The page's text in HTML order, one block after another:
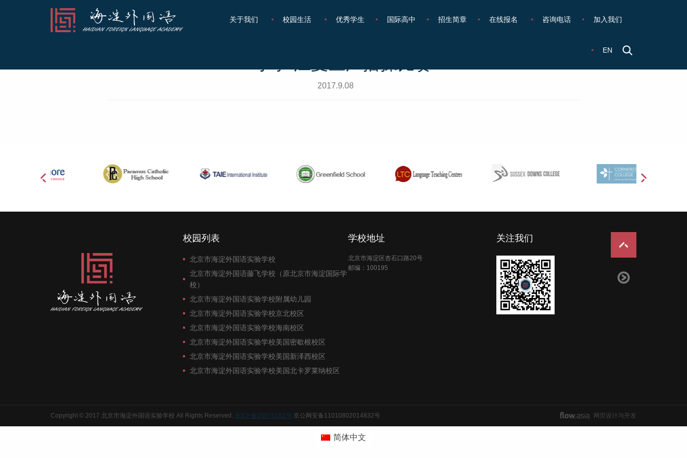
关于我们 校园生活 优秀学生 国际高中 招生简章 在线报名 咨询电话 加入我们
EN
2017.9.08
校园列表
北京市海淀外国语实验学校
北京市海淀外国语藤飞学校（原北京市海淀国际学
校）
北京市海淀外国语实验学校附属幼儿园
北京市海淀外国语实验学校京北校区
北京市海淀外国语实验学校海南校区
北京市海淀外国语实验学校美国密歇根校区
北京市海淀外国语实验学校美国新泽西校区
北京市海淀外国语实验学校美国北卡罗莱纳校区
学校地址
北京市海淀区杏石口路20号
邮编：100195
关注我们
Copyright © 2017 北京市海淀外国语实验学校 All Rights Reserved. 京ICP备05075162号 京公网安备11010802014832号 网页设计与开发
简体中文